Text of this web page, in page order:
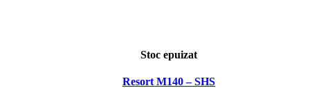
Stoc epuizat
Resort M140 – SHS